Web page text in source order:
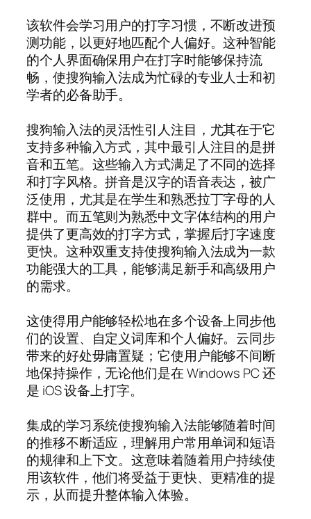
该软件会学习用户的打字习惯，不断改进预
测功能，以更好地匹配个人偏好。这种智能
的个人界面确保用户在打字时能够保持流
畅，使搜狗输入法成为忙碌的专业人士和初
学者的必备助手。
搜狗输入法的灵活性引人注目，尤其在于它
支持多种输入方式，其中最引人注目的是拼
音和五笔。这些输入方式满足了不同的选择
和打字风格。拼音是汉字的语音表达，被广
泛使用，尤其是在学生和熟悉拉丁字母的人
群中。而五笔则为熟悉中文字体结构的用户
提供了更高效的打字方式，掌握后打字速度
更快。这种双重支持使搜狗输入法成为一款
功能强大的工具，能够满足新手和高级用户
的需求。
这使得用户能够轻松地在多个设备上同步他
们的设置、自定义词库和个人偏好。云同步
带来的好处毋庸置疑；它使用户能够不间断
地保持操作，无论他们是在 Windows PC 还
是 iOS 设备上打字。
集成的学习系统使搜狗输入法能够随着时间
的推移不断适应，理解用户常用单词和短语
的规律和上下文。这意味着随着用户持续使
用该软件，他们将受益于更快、更精准的提
示，从而提升整体输入体验。